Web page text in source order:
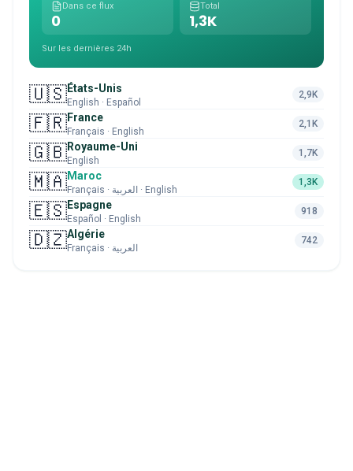
Dans ce flux
0
Total
1,3K
Sur les dernières 24h
🇺🇸États-Unis
English · Español
2,9K
🇫🇷France
Français · English
2,1K
🇬🇧Royaume-Uni
English
1,7K
🇲🇦Maroc
Français · العربية · English
1,3K
🇪🇸Espagne
Español · English
918
🇩🇿Algérie
Français · العربية
742